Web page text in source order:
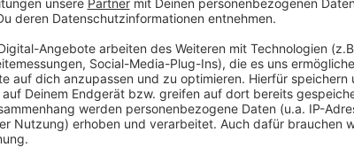
abschlussreif sein. Umsetzungsreife
Preisvergabe realisiert werden. Bereits
zurückliegen.
Es können bis zu drei Preise vergeben
Preis 1.000 Euro.Darüber entscheidet die
Vertretern aus Politik, Verwaltung und
Mitglied. Die Verleihung dieses Preises